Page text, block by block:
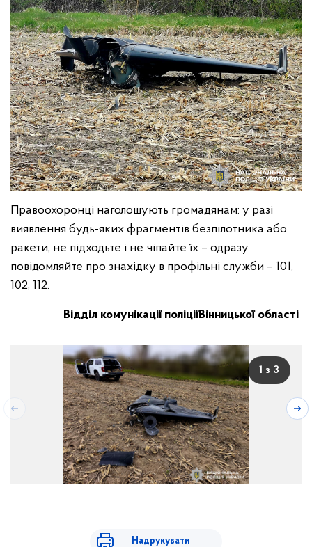
Правоохоронці наголошують громадянам: у разі
виявлення будь-яких фрагментів безпілотника або
ракети, не підходьте і не чіпайте їх – одразу
повідомляйте про знахідку в профільні служби – 101,
102, 112.
Відділ комунікації поліціїВінницької області
1 з 3
Надрукувати